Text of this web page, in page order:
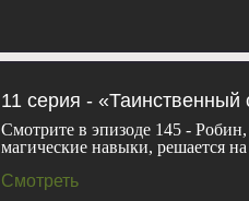
11 серия - «Таинственный
Смотрите в эпизоде 145 -
магические навыки, решается
Смотреть